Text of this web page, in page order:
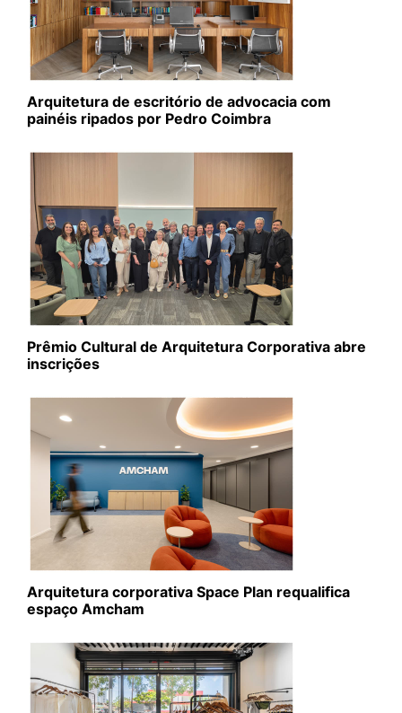
Arquitetura de escritório de advocacia com
painéis ripados por Pedro Coimbra
Prêmio Cultural de Arquitetura Corporativa abre
inscrições
Arquitetura corporativa Space Plan requalifica
espaço Amcham